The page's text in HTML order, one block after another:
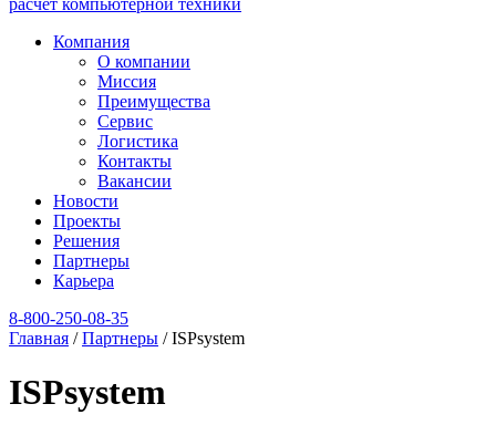
Компания
О компании
Миссия
Преимущества
Сервис
Логистика
Контакты
Вакансии
Новости
Проекты
Решения
Партнеры
Карьера
8‑800‑250‑08‑35
Главная /Партнеры /ISPsystem
ISPsystem